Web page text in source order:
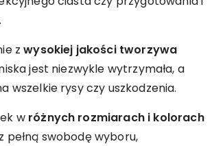
zwysokiej jakości tworzywa
jest niezwykle wytrzymała, a
wszelkie rysy czy uszkodzenia.
w różnych rozmiarach i kolorach
pełną swobodę wyboru,